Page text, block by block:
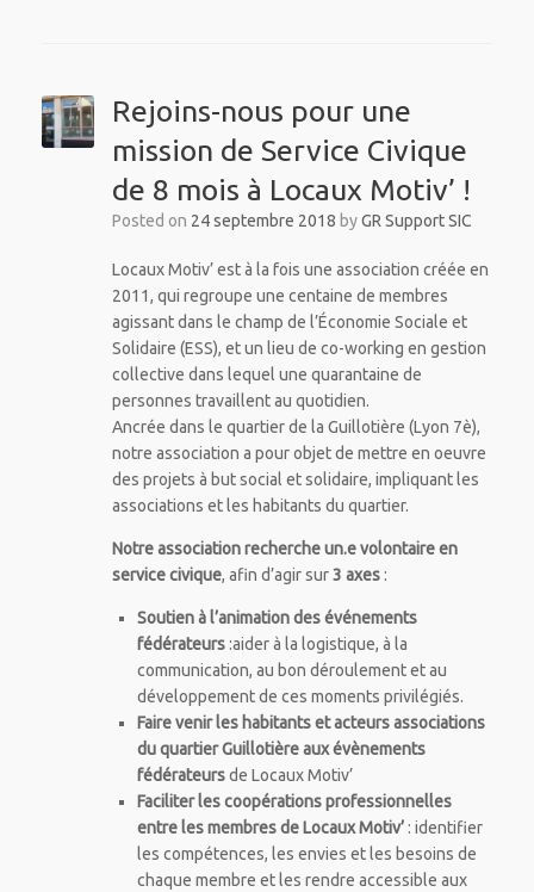
Rejoins-nous pour une
mission de Service Civique
de 8 mois à Locaux Motiv’ !
Posted on 24 septembre 2018 byGR Support SIC
Locaux Motiv’ est à la fois une association créée en
2011, qui regroupe une centaine de membres
agissant dans le champ de l’Économie Sociale et
Solidaire (ESS), et un lieu de co-working en gestion
collective dans lequel une quarantaine de
personnes travaillent au quotidien.
Ancrée dans le quartier de la Guillotière (Lyon 7è),
notre association a pour objet de mettre en oeuvre
des projets à but social et solidaire, impliquant les
associations et les habitants du quartier.
Notre association recherche un.e volontaire en
service civique, afin d’agir sur3 axes:
Soutien à l’animation des événements
fédérateurs:aider à la logistique, à la
communication, au bon déroulement et au
développement de ces moments privilégiés.
Faire venir les habitants et acteurs associations
du quartier Guillotière aux évènements
fédérateursde Locaux Motiv’
Faciliter les coopérations professionnelles
entre les membres de Locaux Motiv’: identifier
les compétences, les envies et les besoins de
chaque membre et les rendre accessible aux